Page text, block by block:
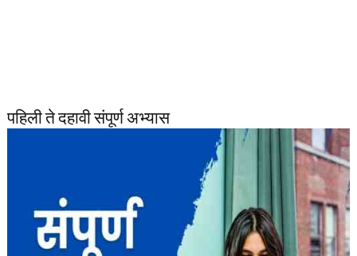
पहिली ते दहावी संपूर्ण अभ्यास